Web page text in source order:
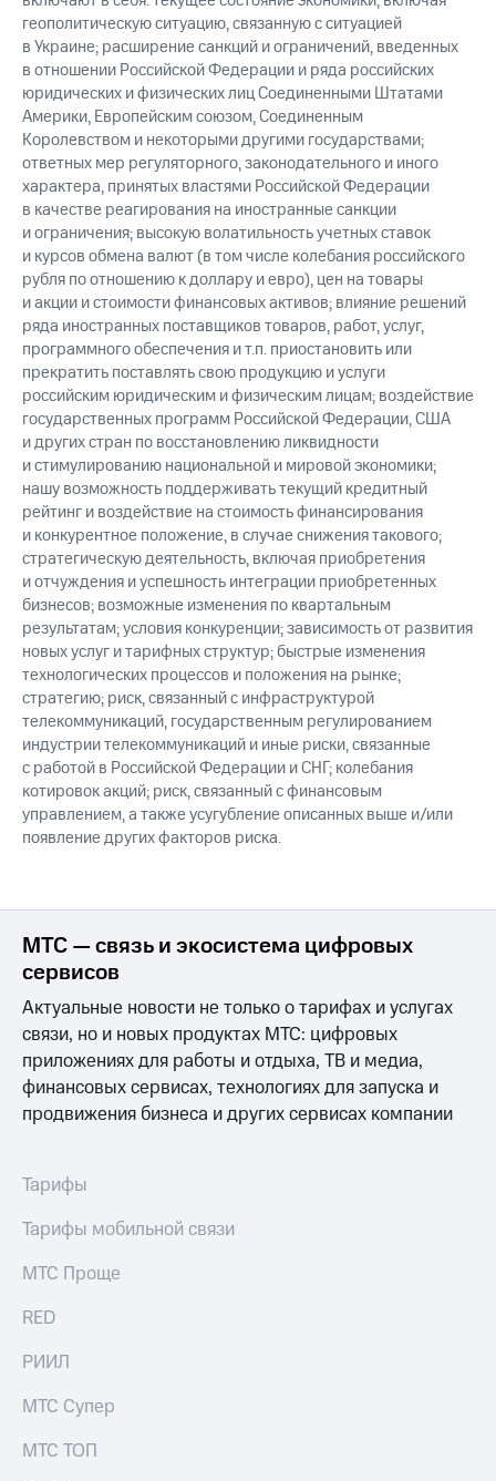
геополитическую ситуацию, связанную с ситуацией
в Украине; расширение санкций и ограничений, введенных
в отношении Российской Федерации и ряда российских
юридических и физических лиц Соединенными Штатами
Америки, Европейским союзом, Соединенным
Королевством и некоторыми другими государствами;
ответных мер регуляторного, законодательного и иного
характера, принятых властями Российской Федерации
в качестве реагирования на иностранные санкции
и ограничения; высокую волатильность учетных ставок
и курсов обмена валют (в том числе колебания российского
рубля по отношению к доллару и евро), цен на товары
и акции и стоимости финансовых активов; влияние решений
ряда иностранных поставщиков товаров, работ, услуг,
программного обеспечения и т.п. приостановить или
прекратить поставлять свою продукцию и услуги
российским юридическим и физическим лицам; воздействие
государственных программ Российской Федерации, США
и других стран по восстановлению ликвидности
и стимулированию национальной и мировой экономики;
нашу возможность поддерживать текущий кредитный
рейтинг и воздействие на стоимость финансирования
и конкурентное положение, в случае снижения такового;
стратегическую деятельность, включая приобретения
и отчуждения и успешность интеграции приобретенных
бизнесов; возможные изменения по квартальным
результатам; условия конкуренции; зависимость от развития
новых услуг и тарифных структур; быстрые изменения
технологических процессов и положения на рынке;
стратегию; риск, связанный с инфраструктурой
телекоммуникаций, государственным регулированием
индустрии телекоммуникаций и иные риски, связанные
с работой в Российской Федерации и СНГ; колебания
котировок акций; риск, связанный с финансовым
управлением, а также усугубление описанных выше и/или
появление других факторов риска.
МТС — связь и экосистема цифровых
сервисов
Актуальные новости не только о тарифах и услугах
связи, но и новых продуктах МТС: цифровых
приложениях для работы и отдыха, ТВ и медиа,
финансовых сервисах, технологиях для запуска и
продвижения бизнеса и других сервисах компании
Тарифы
Тарифы мобильной связи
МТС Проще
RED
РИИЛ
МТС Супер
МТС ТОП